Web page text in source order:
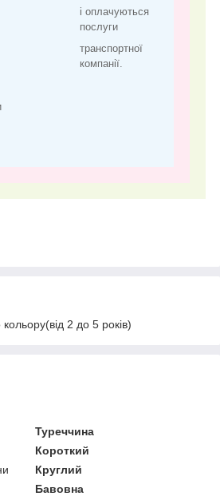
і оплачуються
послуги
транспортної
компанії.
2 до 5 років)
Туреччина
Короткий
Круглий
Бавовна